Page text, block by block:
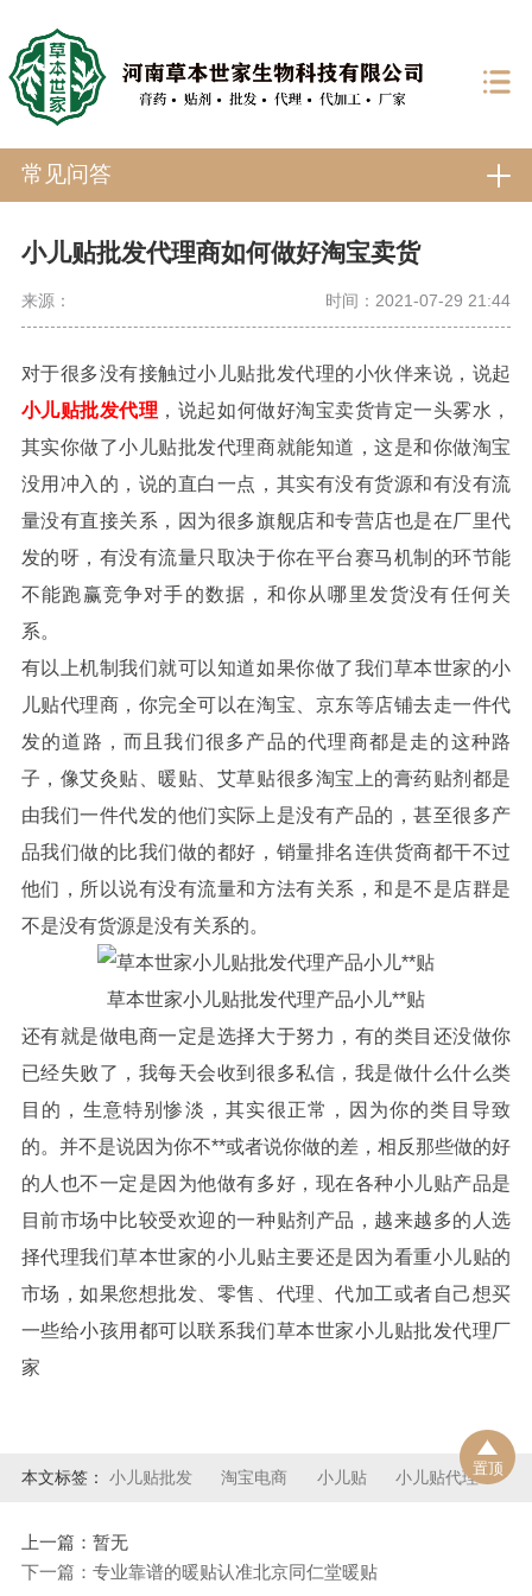
常见问答
小儿贴批发代理商如何做好淘宝卖货
来源： 时间：2021-07-29 21:44
对于很多没有接触过小儿贴批发代理的小伙伴来说，说起
小儿贴批发代理 ，说起如何做好淘宝卖货肯定一头雾水，
其实你做了小儿贴批发代理商就能知道，这是和你做淘宝
没用冲入的，说的直白一点，其实有没有货源和有没有流
量没有直接关系，因为很多旗舰店和专营店也是在厂里代
发的呀，有没有流量只取决于你在平台赛马机制的环节能
不能跑赢竞争对手的数据，和你从哪里发货没有任何关
系。
有以上机制我们就可以知道如果你做了我们草本世家的小
儿贴代理商，你完全可以在淘宝、京东等店铺去走一件代
发的道路，而且我们很多产品的代理商都是走的这种路
子，像艾灸贴、暖贴、艾草贴很多淘宝上的膏药贴剂都是
由我们一件代发的他们实际上是没有产品的，甚至很多产
品我们做的比我们做的都好，销量排名连供货商都干不过
他们，所以说有没有流量和方法有关系，和是不是店群是
不是没有货源是没有关系的。
草本世家小儿贴批发代理产品小儿**贴
还有就是做电商一定是选择大于努力，有的类目还没做你
已经失败了，我每天会收到很多私信，我是做什么什么类
目的，生意特别惨淡，其实很正常，因为你的类目导致
的。并不是说因为你不**或者说你做的差，相反那些做的好
的人也不一定是因为他做有多好，现在各种小儿贴产品是
目前市场中比较受欢迎的一种贴剂产品，越来越多的人选
择代理我们草本世家的小儿贴主要还是因为看重小儿贴的
市场，如果您想批发、零售、代理、代加工或者自己想买
一些给小孩用都可以联系我们草本世家小儿贴批发代理厂
家
本文标签： 小儿贴批发 淘宝电商 小儿贴 小儿贴代理
上一篇：暂无
下一篇：专业靠谱的暖贴认准北京同仁堂暖贴
置顶